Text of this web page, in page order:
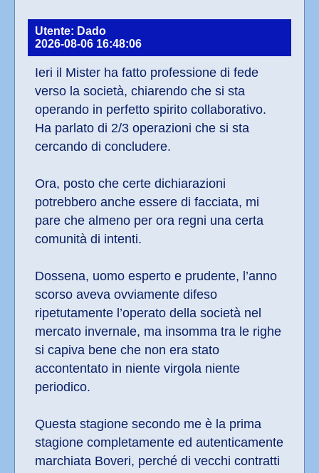
Utente: Dado
2026-08-06 16:48:06
Ieri il Mister ha fatto professione di fede
verso la società, chiarendo che si sta
operando in perfetto spirito collaborativo.
Ha parlato di 2/3 operazioni che si sta
cercando di concludere.
Ora, posto che certe dichiarazioni
potrebbero anche essere di facciata, mi
pare che almeno per ora regni una certa
comunità di intenti.
Dossena, uomo esperto e prudente, l’anno
scorso aveva ovviamente difeso
ripetutamente l’operato della società nel
mercato invernale, ma insomma tra le righe
si capiva bene che non era stato
accontentato in niente virgola niente
periodico.
Questa stagione secondo me è la prima
stagione completamente ed autenticamente
marchiata Boveri, perché di vecchi contratti